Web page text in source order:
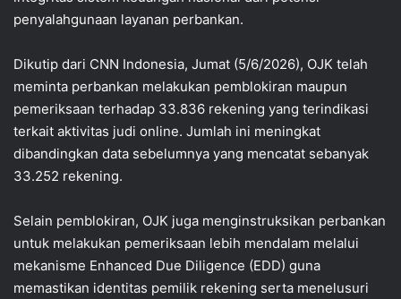
penyalahgunaan layanan perbankan.
Dikutip dari CNN Indonesia, Jumat (5/6/2026), OJK telah
meminta perbankan melakukan pemblokiran maupun
pemeriksaan terhadap 33.836 rekening yang terindikasi
terkait aktivitas judi online. Jumlah ini meningkat
dibandingkan data sebelumnya yang mencatat sebanyak
33.252 rekening.
Selain pemblokiran, OJK juga menginstruksikan perbankan
untuk melakukan pemeriksaan lebih mendalam melalui
mekanisme Enhanced Due Diligence (EDD) guna
memastikan identitas pemilik rekening serta menelusuri